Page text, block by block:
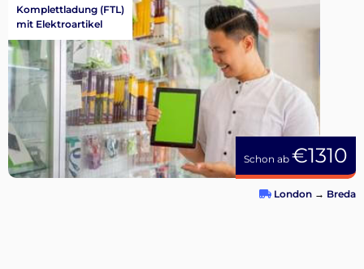
Schon ab €1310
Komplettladung (FTL)
mit Elektroartikel
London → Breda